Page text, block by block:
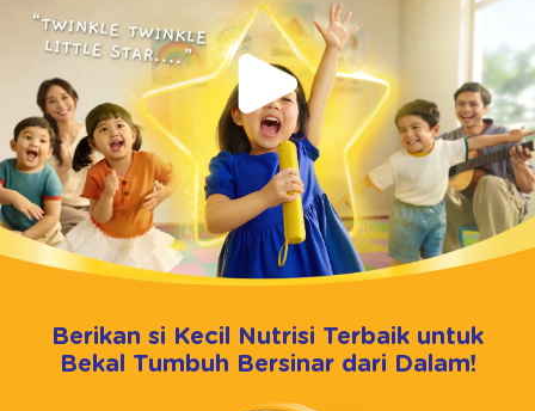
Berikan si Kecil Nutrisi Terbaik untuk
Bekal Tumbuh Bersinar dari Dalam!